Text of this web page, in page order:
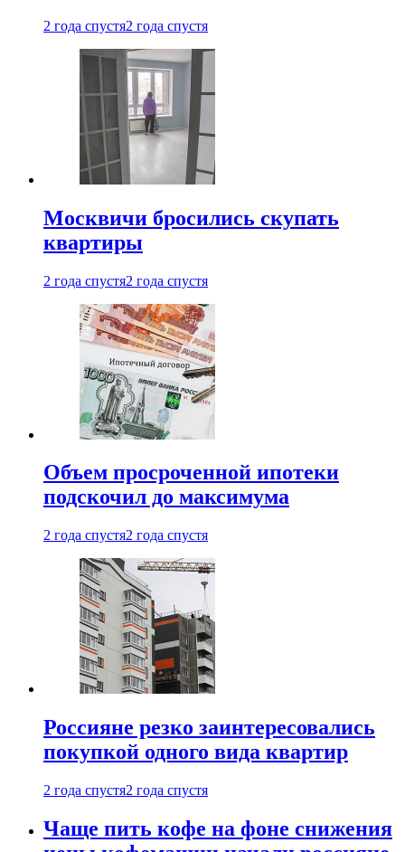
2 года спустя2 года спустя
Москвичи бросились скупать
квартиры
2 года спустя2 года спустя
Объем просроченной ипотеки
подскочил до максимума
2 года спустя2 года спустя
Россияне резко заинтересовались
покупкой одного вида квартир
2 года спустя2 года спустя
Чаще пить кофе на фоне снижения